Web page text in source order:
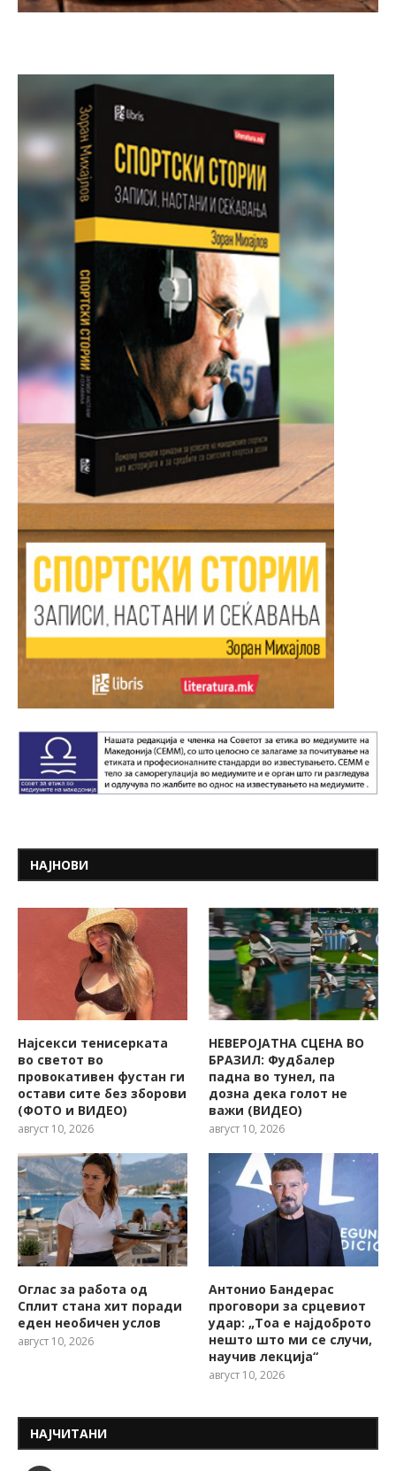
НАЈНОВИ
Најсекси тенисерката
во светот во
провокативен фустан ги
остави сите без зборови
(ФОТО и ВИДЕО)
август 10, 2026
НЕВЕРОЈАТНА СЦЕНА ВО
БРАЗИЛ: Фудбалер
падна во тунел, па
дозна дека голот не
важи (ВИДЕО)
август 10, 2026
Оглас за работа од
Сплит стана хит поради
еден необичен услов
август 10, 2026
Антонио Бандерас
проговори за срцевиот
удар: „Тоа е најдоброто
нешто што ми се случи,
научив лекција“
август 10, 2026
НАЈЧИТАНИ